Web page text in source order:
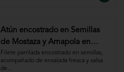
Atún encostrado en Semillas
de Mostaza y Amapola en
salsa de ajillo
Filete parrilada encostrado en semillas,
acompañado de ensalada fresca y salsa
de